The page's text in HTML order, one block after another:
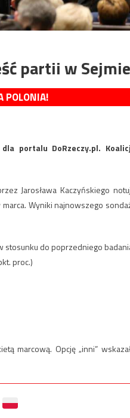
partii w Sejmie
POLONIA!
portalu DoRzeczy.pl.
Jarosława Kaczyńskiego
Wyniki najnowszego
stosunku do poprzedniego
proc.)
marcową. Opcję „inni”